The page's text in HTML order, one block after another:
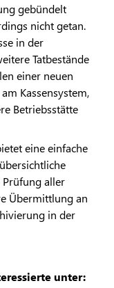
gebündelt
nicht getan.
in der
Tatbestände
einer neuen
Kassensystem,
Betriebsstätte
eine einfache
Prüfung aller
Übermittlung an
in der
unter: